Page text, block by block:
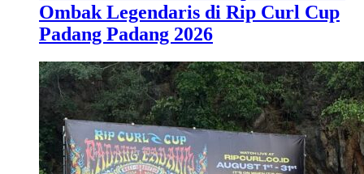
Ombak Legendaris di Rip Curl Cup
Padang Padang 2026